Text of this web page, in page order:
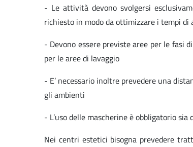
- Le attività devono svolgersi
richiesto in modo da ottimizzare i tempi di
- Devono essere previste aree per le fasi
per le aree di lavaggio
- E’ necessario inoltre prevedere una
gli ambienti
- L’uso delle mascherine è obbligatorio
Nei centri estetici bisogna prevedere